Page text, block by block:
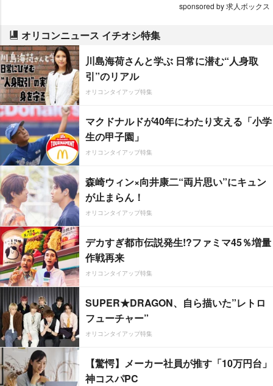
sponsored by 求人ボックス
オリコンニュース イチオシ特集
川島海荷さんと学ぶ 日常に潜む“人身取
引”のリアル
オリコンタイアップ特集
マクドナルドが40年にわたり支える「小学
生の甲子園」
オリコンタイアップ特集
森崎ウィン×向井康二“両片思い”にキュン
が止まらん！
オリコンタイアップ特集
デカすぎ都市伝説発生!?ファミマ45％増量
作戦再来
オリコンタイアップ特集
SUPER★DRAGON、自ら描いた”レトロ
フューチャー”
オリコンタイアップ特集
【驚愕】メーカー社員が推す「10万円台」
神コスパPC